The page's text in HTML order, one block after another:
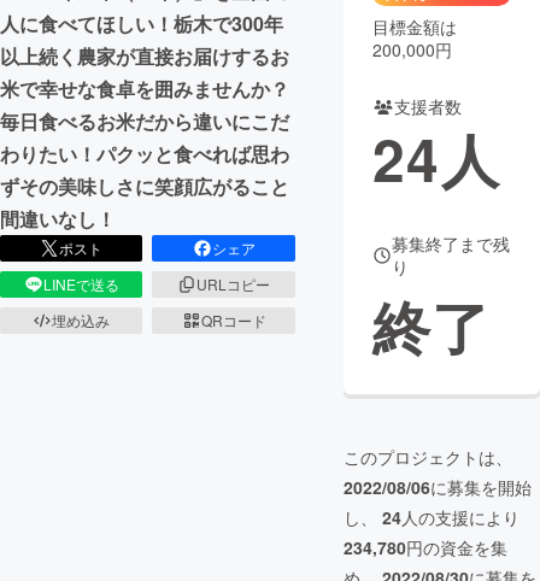
CAMPFIRE for Social Good
CAMPFIRE Creation
CAMPFIREふるさと納税machi-ya コミュニティ
人に食べてほしい！栃木で300年
以上続く農家が直接お届けするお
米で幸せな食卓を囲みませんか？
毎日食べるお米だから違いにこだ
わりたい！パクッと食べれば思わ
ずその美味しさに笑顔広がること
間違いなし！
ポスト
シェア
LINEで送る
URLコピー
埋め込み
QRコード
目標金額は
200,000円
支援者数
24人
募集終了まで残
り
終了
このプロジェクトは、
2022/08/06に募集を開始
し、 24人の支援により
234,780円の資金を集